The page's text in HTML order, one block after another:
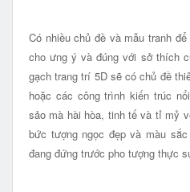
Có nhiều chủ đề và mẫu tranh
cho ưng ý và đúng với sở thích
gạch trang trí 5D sẽ có chủ đề
hoặc các công trình kiến trúc
sảo mà hài hòa, tinh tế và tỉ mỷ
bức tượng ngọc đẹp và màu
đang đứng trước pho tượng thực